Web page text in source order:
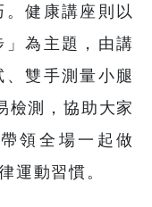
健康講座則以
」為主題，由講
雙手測量小腿
檢測，協助大家
領全場一起做
運動習慣。